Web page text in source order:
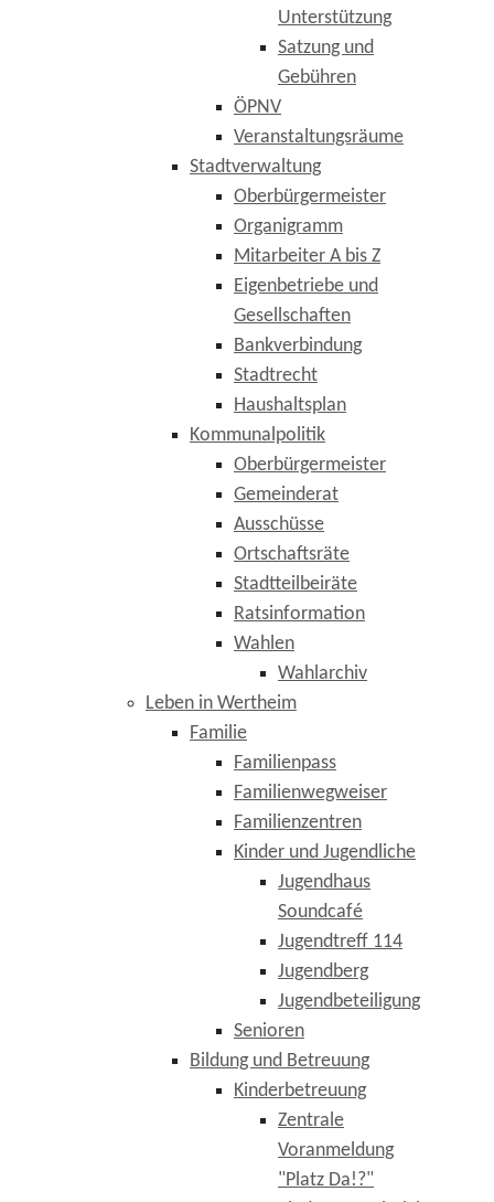
Unterstützung
Satzung und
Gebühren
ÖPNV
Veranstaltungsräume
Stadtverwaltung
Oberbürgermeister
Organigramm
Mitarbeiter A bis Z
Eigenbetriebe und
Gesellschaften
Bankverbindung
Stadtrecht
Haushaltsplan
Kommunalpolitik
Oberbürgermeister
Gemeinderat
Ausschüsse
Ortschaftsräte
Stadtteilbeiräte
Ratsinformation
Wahlen
Wahlarchiv
Leben in Wertheim
Familie
Familienpass
Familienwegweiser
Familienzentren
Kinder und Jugendliche
Jugendhaus
Soundcafé
Jugendtreff 114
Jugendberg
Jugendbeteiligung
Senioren
Bildung und Betreuung
Kinderbetreuung
Zentrale
Voranmeldung
"Platz Da!?"